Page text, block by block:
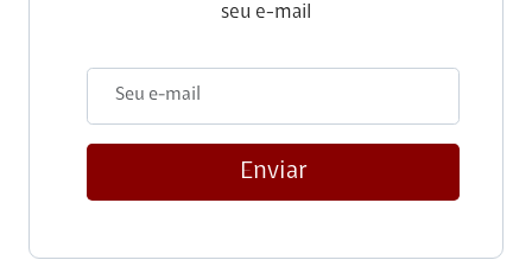
seu e-mail
Enviar